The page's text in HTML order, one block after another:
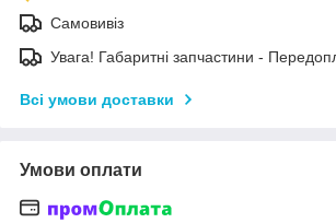
Самовивіз
Увага! Габаритні запчастини -
Всі умови доставки
Умови оплати